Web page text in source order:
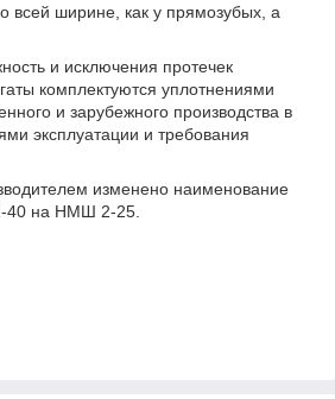
всей ширине, как у прямозубых, а
и исключения протечек
комплектуются уплотнениями
и зарубежного производства в
эксплуатации и требования
изменено наименование
40 на НМШ 2-25.